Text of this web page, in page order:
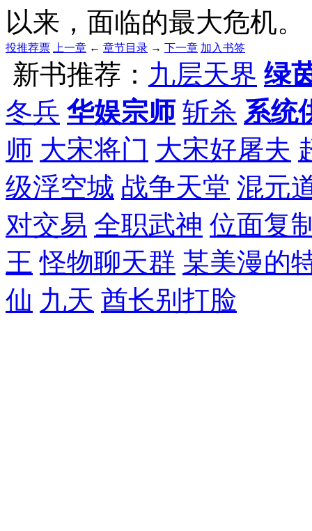
以来，面临的最大危机。
投推荐票 上一章 ← 章节目录 → 下一章 加入书签
新书推荐： 九层天界 绿
冬兵 华娱宗师 斩杀 系统
师 大宋将门 大宋好屠夫
级浮空城 战争天堂 混元
对交易 全职武神 位面复
王 怪物聊天群 某美漫的
仙 九天 酋长别打脸